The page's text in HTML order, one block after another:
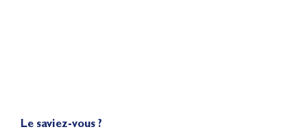
Le saviez-vous ?